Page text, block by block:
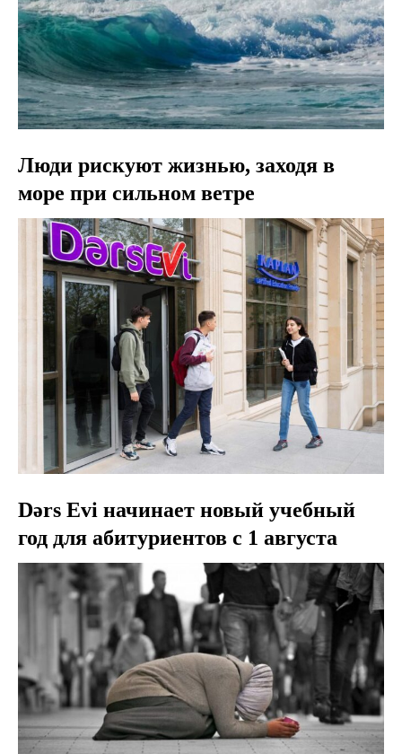
Люди рискуют жизнью, заходя в
море при сильном ветре
Dərs Evi начинает новый учебный
год для абитуриентов с 1 августа